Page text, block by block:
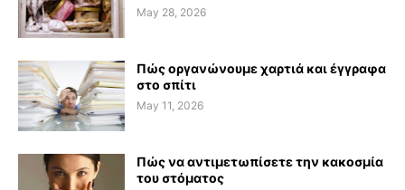
May 28, 2026
Πώς οργανώνουμε χαρτιά και έγγραφα
στο σπίτι
May 11, 2026
Πώς να αντιμετωπίσετε την κακοσμία
του στόματος